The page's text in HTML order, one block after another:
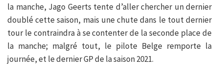
la manche, Jago Geerts tente d’aller chercher un dernier
doublé cette saison, mais une chute dans le tout dernier
tour le contraindra à se contenter de la seconde place de
la manche; malgré tout, le pilote Belge remporte la
journée, et le dernier GP de la saison 2021.